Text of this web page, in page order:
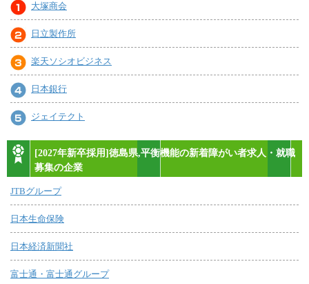
大塚商会
日立製作所
楽天ソシオビジネス
日本銀行
ジェイテクト
[2027年新卒採用]徳島県,平衡機能の新着障がい者求人・就職
募集の企業
JTBグループ
日本生命保険
日本経済新聞社
富士通・富士通グループ